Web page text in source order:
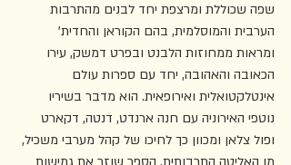
שפה שכוללת ומרצפת יחד לבנים מהתרבות
הערבית והמוסלמית, בהם הקוראן והחדית'
ומראות ממחוזות הלבנט ובפרט דמשק, עירו
הכאובה והאהובה, יחד עם ספרות עולם
אינטלקטואלית ואירופאית. הוא מדבר בשיריו
נוטפי האירוניה עם חנה ארנדט, דנטה, דקארט
ופול צלאן ומכוון כך לחיכו של קהל מערבי משכיל,